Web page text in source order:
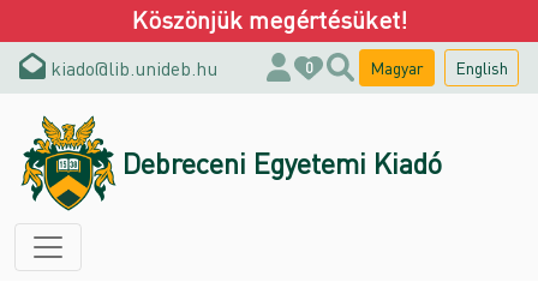
Köszönjük megértésüket!
kiado@lib.unideb.hu 0 Magyar English
Debreceni Egyetemi Kiadó